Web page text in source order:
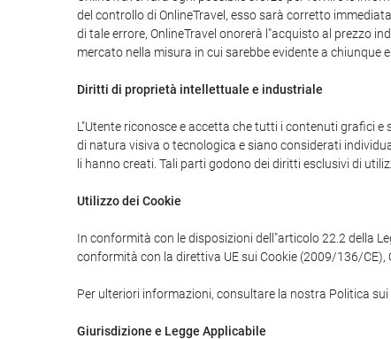
del controllo di OnlineTravel, esso sarà corretto
di tale errore, OnlineTravel onorerà l"acquisto al prezzo
mercato nella misura in cui sarebbe evidente a chiunque
Diritti di proprietà intellettuale e industriale
L"Utente riconosce e accetta che tutti i contenuti grafici
di natura visiva o tecnologica e siano considerati
li hanno creati. Tali parti godono dei diritti esclusivi di
Utilizzo dei Cookie
In conformità con le disposizioni dell"articolo 22.2 della
conformità con la direttiva UE sui Cookie (2009/136/CE),
Per ulteriori informazioni, consultare la nostra Politica sui
Giurisdizione e Legge Applicabile